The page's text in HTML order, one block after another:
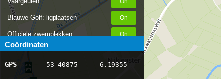
Blauwe Golf: ligplaatsen
Officiele zwemplekken
Stremmingen/hinder
AIS scheepsposities
Coördinaten
GPS 53.40875 6.19355